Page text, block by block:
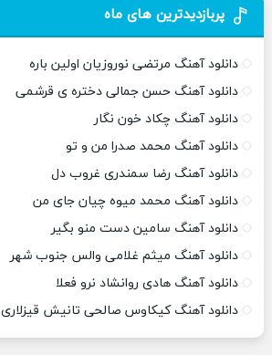
پربازدیدترین های ماه
دانلود آهنگ مرتضی نوروزیان اولین باره
دانلود آهنگ حسن جمالی دختره ی قرشمی
دانلود آهنگ چکاد خون نگار
دانلود آهنگ محمد صدرا من و تو
دانلود آهنگ رضا سمندری غروب دل
دانلود آهنگ محمد میوه چیان جای من
دانلود آهنگ سامین دست منو بگیر
دانلود آهنگ میثم غلامی والس جنوب شهر
دانلود آهنگ هادی روانشاد نرو فعلا
دانلود آهنگ کیکاوس صالحی تانیش قیزلاری